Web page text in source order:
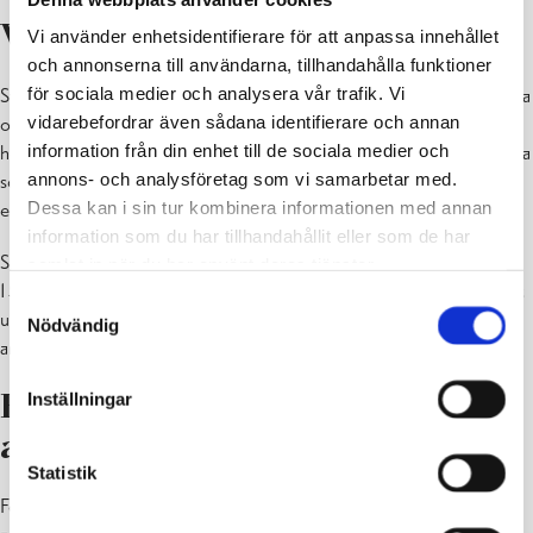
Vi använder enhetsidentifierare för att anpassa innehållet
och annonserna till användarna, tillhandahålla funktioner
för sociala medier och analysera vår trafik. Vi
vidarebefordrar även sådana identifierare och annan
information från din enhet till de sociala medier och
annons- och analysföretag som vi samarbetar med.
Dessa kan i sin tur kombinera informationen med annan
information som du har tillhandahållit eller som de har
Samtyckesval
Nödvändig
Inställningar
Statistik
Vad är sysselsättningssedeln?
Sysselsättningssedeln är ett ekonomiskt stöd som företag kan ansöka
om när de anställer en arbetslös person under 30 år med
hemkommun i Hangö, Ingå eller Raseborg. Stödet riktar sig till unga
som varit arbetslösa i minst sex månader, eller i tre månader om de
endast har fullgjort den grundläggande utbildningens lärokurs.
Sedeln täcker 50 procent av den ungas lönekostnader, dock högst
1 500 euro per månad under en period av sex månader. Målet är att
underlätta rekryteringsbeslut och ge unga möjlighet att samla
arbetslivserfarenhet, kompetens och trygghet i sin karriärstart.
Hur fungerar stödet för
arbetsgivare?
Företag som anställer en ung person kan ingå ett avtal med